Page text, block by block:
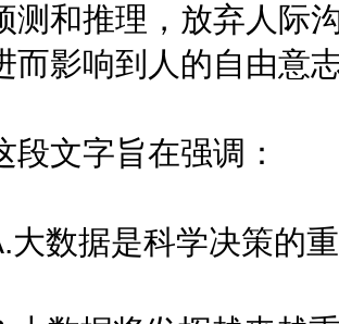
测和推理，放弃人际
而影响到人的自由意
文字旨在强调：
据是科学决策的重